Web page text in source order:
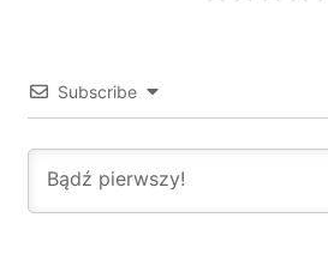
Subscribe